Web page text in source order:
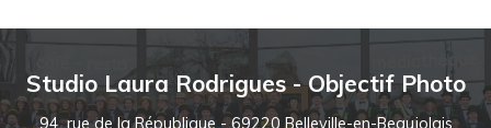
10
Studio Laura Rodrigues - Objectif Photo
94, rue de la République - 69220 Belleville-en-Beaujolais